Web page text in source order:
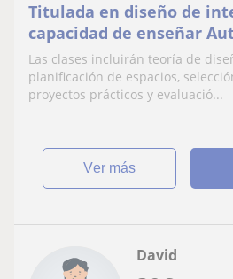
Titulada en diseño de
capacidad de enseñar
entre otros programas
Las clases incluirán teoría de
planificación de espacios,
proyectos prácticos y evaluació...
ver más
David